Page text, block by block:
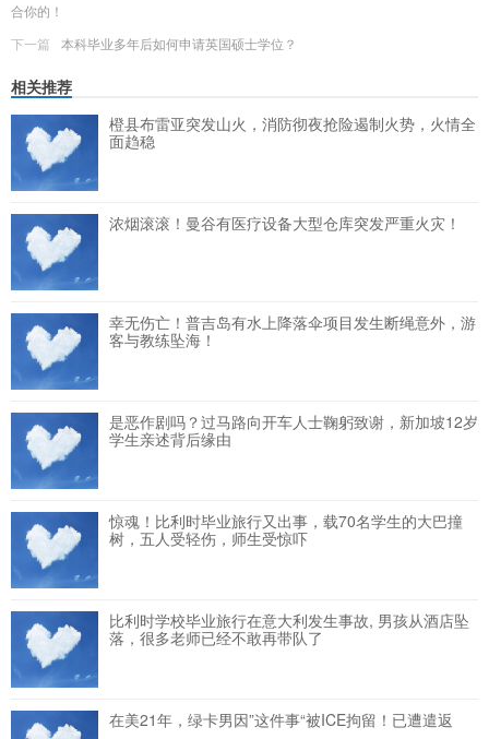
合你的！
下一篇
本科毕业多年后如何申请英国硕士学位？
相关推荐
橙县布雷亚突发山火，消防彻夜抢险遏制火势，火情全
面趋稳
浓烟滚滚！曼谷有医疗设备大型仓库突发严重火灾！
幸无伤亡！普吉岛有水上降落伞项目发生断绳意外，游
客与教练坠海！
是恶作剧吗？过马路向开车人士鞠躬致谢，新加坡12岁
学生亲述背后缘由
惊魂！比利时毕业旅行又出事，载70名学生的大巴撞
树，五人受轻伤，师生受惊吓
比利时学校毕业旅行在意大利发生事故, 男孩从酒店坠
落，很多老师已经不敢再带队了
在美21年，绿卡男因”这件事“被ICE拘留！已遭遣返